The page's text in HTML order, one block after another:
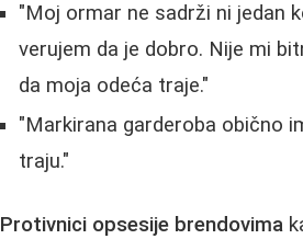
"Moj ormar ne sadrži ni jedan
verujem da je dobro. Nije mi
da moja odeća traje."
"Markirana garderoba obično
traju."
Protivnici opsesije brendovima